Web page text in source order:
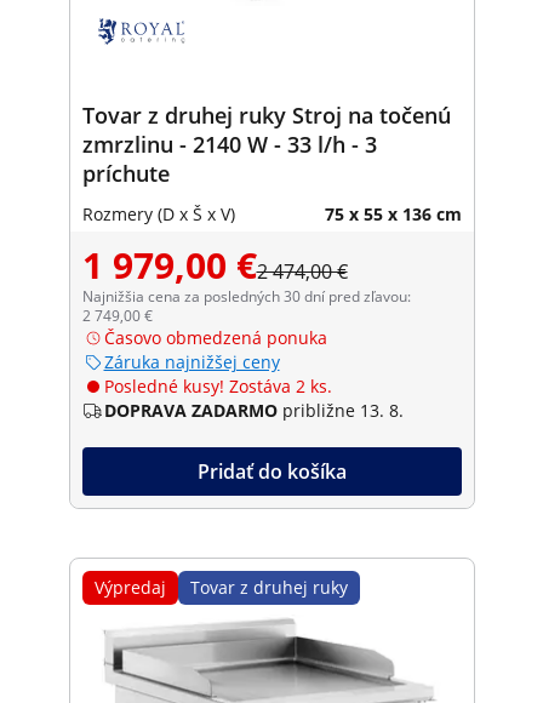
Tovar z druhej ruky Stroj na točenú
zmrzlinu - 2140 W - 33 l/h - 3
príchute
Rozmery (D x Š x V) 75 x 55 x 136 cm
1 979,00 €2 474,00 €
Najnižšia cena za posledných 30 dní pred zľavou:
2 749,00 €
Časovo obmedzená ponuka
Záruka najnižšej ceny
Posledné kusy! Zostáva 2 ks.
DOPRAVA ZADARMO približne 13. 8.
Pridať do košíka
Výpredaj Tovar z druhej ruky